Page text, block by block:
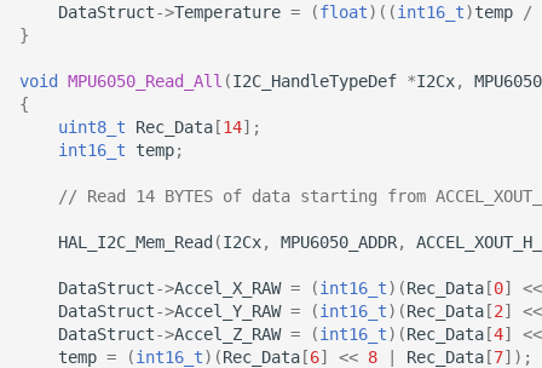
DataStruct->Temperature = (float)((int16_t)temp
/
}
void MPU6050_Read_All (I2C_HandleTypeDef *I2Cx,
{
uint8_t
Rec_Data[14];
int16_t
temp;
// Read 14 BYTES of data starting from
HAL_I2C_Mem_Read(I2Cx, MPU6050_ADDR,
DataStruct->Accel_X_RAW = (int16_t)(Rec_Data[0]
<<
DataStruct->Accel_Y_RAW = (int16_t)(Rec_Data[2]
<<
DataStruct->Accel_Z_RAW = (int16_t)(Rec_Data[4]
<<
temp = (int16_t)(Rec_Data[6] << 8 | Rec_Data[7]);